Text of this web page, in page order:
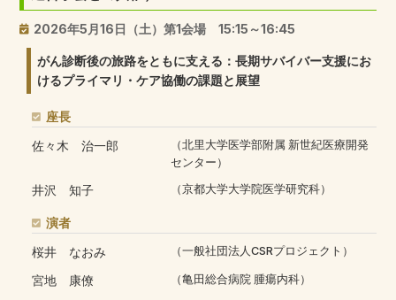
2026年5月16日（土）第1会場 15:15～16:45
がん診断後の旅路をともに支える：長期サバイバー支援にお
けるプライマリ・ケア協働の課題と展望
座長
佐々木 治一郎
（北里大学医学部附属 新世紀医療開発
センター）
井沢 知子 （京都大学大学院医学研究科）
演者
桜井 なおみ
（一般社団法人CSRプロジェクト）
宮地 康僚 （亀田総合病院 腫瘍内科）